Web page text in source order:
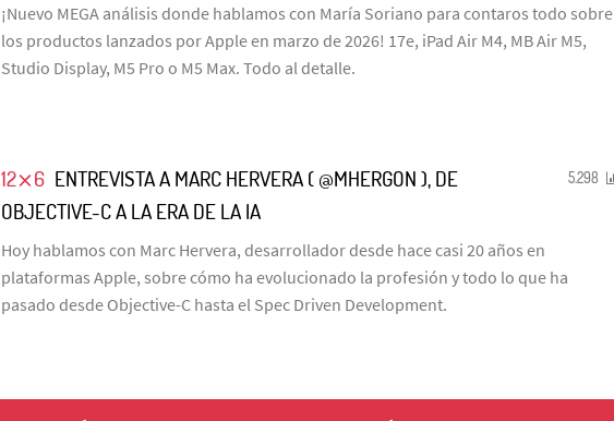
¡Nuevo MEGA análisis donde hablamos con María Soriano para contaros todo sobre
los productos lanzados por Apple en marzo de 2026! 17e, iPad Air M4, MB Air M5,
Studio Display, M5 Pro o M5 Max. Todo al detalle.
5.298
12⨯6 ENTREVISTA A MARC HERVERA ( @MHERGON ), DE
OBJECTIVE-C A LA ERA DE LA IA
Hoy hablamos con Marc Hervera, desarrollador desde hace casi 20 años en
plataformas Apple, sobre cómo ha evolucionado la profesión y todo lo que ha
pasado desde Objective-C hasta el Spec Driven Development.